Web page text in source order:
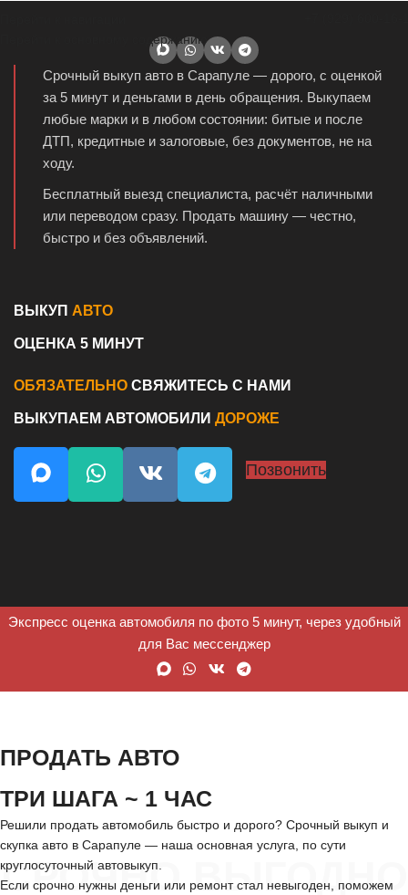
Перейти к основному содержанию
Срочный выкуп авто в Сарапуле — дорого, с оценкой
за 5 минут и деньгами в день обращения. Выкупаем
любые марки и в любом состоянии: битые и после
ДТП, кредитные и залоговые, без документов, не на
ходу.
Бесплатный выезд специалиста, расчёт наличными
или переводом сразу. Продать машину — честно,
быстро и без объявлений.
ВЫКУП АВТО
ОЦЕНКА 5 МИНУТ
ОБЯЗАТЕЛЬНО СВЯЖИТЕСЬ С НАМИ
ВЫКУПАЕМ АВТОМОБИЛИ ДОРОЖЕ
Позвонить
Экспресс оценка автомобиля по фото 5 минут, через удобный
для Вас мессенджер
СРОЧНО ВЫГОДНО
ПРОДАТЬ АВТО
ТРИ ШАГА ~ 1 ЧАС
Решили продать автомобиль быстро и дорого? Срочный выкуп и
скупка авто в Сарапуле — наша основная услуга, по сути
круглосуточный автовыкуп.
Если срочно нужны деньги или ремонт стал невыгоден, поможем